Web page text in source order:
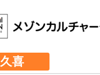
久喜